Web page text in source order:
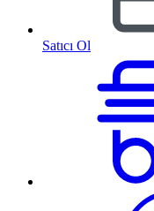
Satıcı Ol